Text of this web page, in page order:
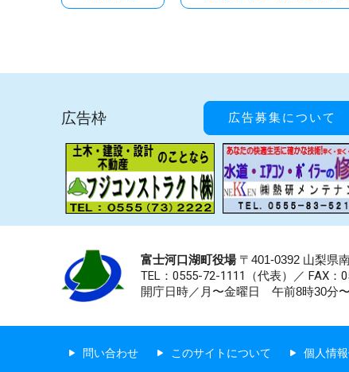
広告枠 広告募集について
富士河口湖町役場〒401-0392 山梨県
TEL：0555-72-1111 （代表）／ FAX：
開庁日時／月〜金曜日 午前8時30分
問い合わせ このサイトについて 個人情